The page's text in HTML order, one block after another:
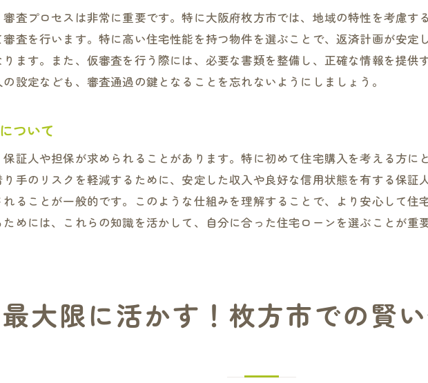
枚方市で失敗しない住宅ローン選びの秘訣
よくある失敗例と回避策
ローン選びのチェックリストを活用する
信頼できる業者の選び方
ローン契約前に確認すべきポイント
住宅ローンを活用して枚方市での理想の住まいを手に入れる方法
住宅ローンを賢く使う具体的なステップ
住まいの夢を実現するためのローン活用術
未来の住まいづくりを支えるローン戦略
家族の将来を見据えた資金計画
住宅性能を最大限に活かすローン設計
査プロセスは非常に重要です。特に大阪府枚方市では、地域の特性を考慮す
査を行います。特に高い住宅性能を持つ物件を選ぶことで、返済計画が安定
ます。また、仮審査を行う際には、必要な書類を整備し、正確な情報を提供
設定なども、審査通過の鍵となることを忘れないようにしましょう。
ついて
証人や担保が求められることがあります。特に初めて住宅購入を考える方に
手のリスクを軽減するために、安定した収入や良好な信用状態を有する保証
ることが一般的です。このような仕組みを理解することで、より安心して住
めには、これらの知識を活かして、自分に合った住宅ローンを選ぶことが重
大限に活かす！枚方市での賢